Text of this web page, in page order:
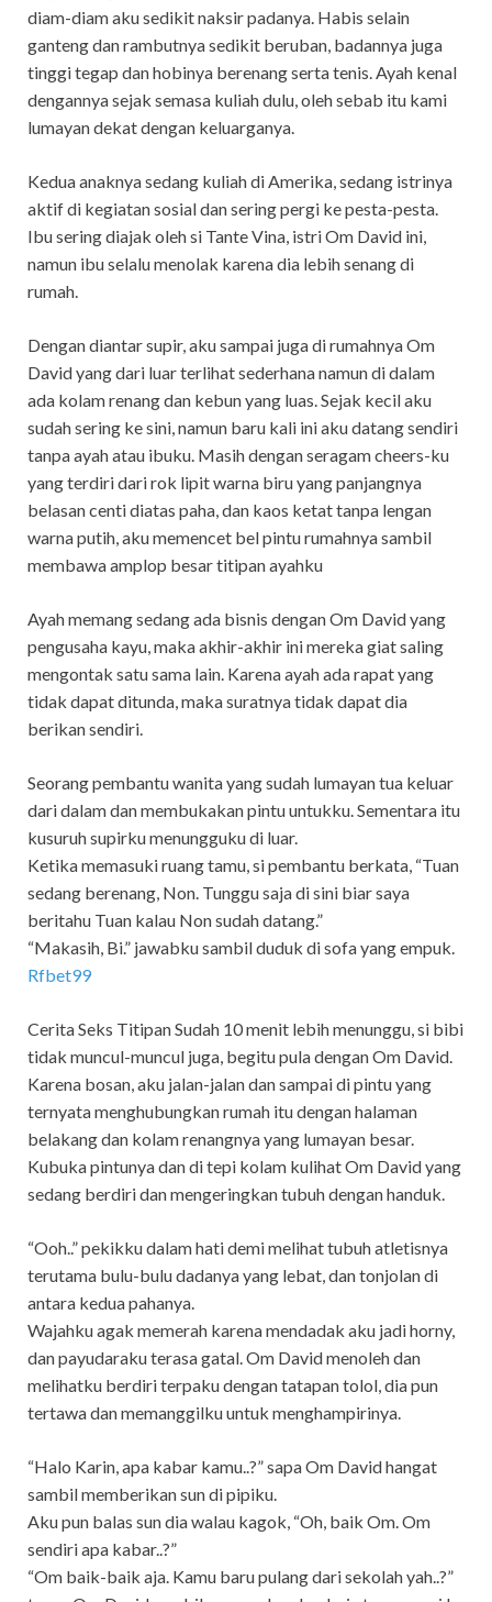
diam-diam aku sedikit naksir padanya. Habis selain
ganteng dan rambutnya sedikit beruban, badannya juga
tinggi tegap dan hobinya berenang serta tenis. Ayah kenal
dengannya sejak semasa kuliah dulu, oleh sebab itu kami
lumayan dekat dengan keluarganya.
Kedua anaknya sedang kuliah di Amerika, sedang istrinya
aktif di kegiatan sosial dan sering pergi ke pesta-pesta.
Ibu sering diajak oleh si Tante Vina, istri Om David ini,
namun ibu selalu menolak karena dia lebih senang di
rumah.
Dengan diantar supir, aku sampai juga di rumahnya Om
David yang dari luar terlihat sederhana namun di dalam
ada kolam renang dan kebun yang luas. Sejak kecil aku
sudah sering ke sini, namun baru kali ini aku datang sendiri
tanpa ayah atau ibuku. Masih dengan seragam cheers-ku
yang terdiri dari rok lipit warna biru yang panjangnya
belasan centi diatas paha, dan kaos ketat tanpa lengan
warna putih, aku memencet bel pintu rumahnya sambil
membawa amplop besar titipan ayahku
Ayah memang sedang ada bisnis dengan Om David yang
pengusaha kayu, maka akhir-akhir ini mereka giat saling
mengontak satu sama lain. Karena ayah ada rapat yang
tidak dapat ditunda, maka suratnya tidak dapat dia
berikan sendiri.
Seorang pembantu wanita yang sudah lumayan tua keluar
dari dalam dan membukakan pintu untukku. Sementara itu
kusuruh supirku menungguku di luar.
Ketika memasuki ruang tamu, si pembantu berkata, “Tuan
sedang berenang, Non. Tunggu saja di sini biar saya
beritahu Tuan kalau Non sudah datang.”
“Makasih, Bi.” jawabku sambil duduk di sofa yang empuk.
Rfbet99
Cerita Seks Titipan Sudah 10 menit lebih menunggu, si bibi
tidak muncul-muncul juga, begitu pula dengan Om David.
Karena bosan, aku jalan-jalan dan sampai di pintu yang
ternyata menghubungkan rumah itu dengan halaman
belakang dan kolam renangnya yang lumayan besar.
Kubuka pintunya dan di tepi kolam kulihat Om David yang
sedang berdiri dan mengeringkan tubuh dengan handuk.
“Ooh..” pekikku dalam hati demi melihat tubuh atletisnya
terutama bulu-bulu dadanya yang lebat, dan tonjolan di
antara kedua pahanya.
Wajahku agak memerah karena mendadak aku jadi horny,
dan payudaraku terasa gatal. Om David menoleh dan
melihatku berdiri terpaku dengan tatapan tolol, dia pun
tertawa dan memanggilku untuk menghampirinya.
“Halo Karin, apa kabar kamu..?” sapa Om David hangat
sambil memberikan sun di pipiku.
Aku pun balas sun dia walau kagok, “Oh, baik Om. Om
sendiri apa kabar..?”
“Om baik-baik aja. Kamu baru pulang dari sekolah yah..?”